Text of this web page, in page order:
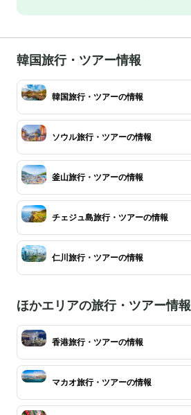
韓国旅行・ツアー情報
韓国旅行・ツアーの情報
ソウル旅行・ツアーの情報
釜山旅行・ツアーの情報
チェジュ島旅行・ツアーの情報
仁川旅行・ツアーの情報
ほかエリアの旅行・ツアー情報
香港旅行・ツアーの情報
マカオ旅行・ツアーの情報